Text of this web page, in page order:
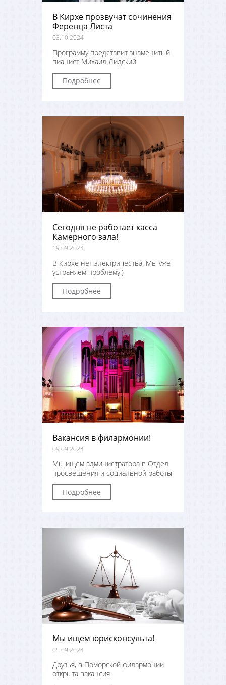
В Кирхе прозвучат сочинения
Ференца Листа
03.10.2024
Программу представит знаменитый
пианист Михаил Лидский
Подробнее
Сегодня не работает касса
Камерного зала!
19.09.2024
В Кирхе нет электричества. Мы уже
устраняем проблему:)
Подробнее
Вакансия в филармонии!
09.09.2024
Мы ищем администратора в Отдел
просвещения и социальной работы
Подробнее
Мы ищем юрисконсульта!
05.09.2024
Друзья, в Поморской филармонии
открыта вакансия